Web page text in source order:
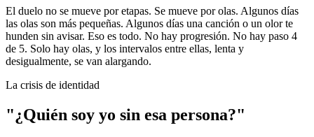
El duelo no se mueve por etapas. Se mueve por olas. Algunos días
las olas son más pequeñas. Algunos días una canción o un olor te
hunden sin avisar. Eso es todo. No hay progresión. No hay paso 4
de 5. Solo hay olas, y los intervalos entre ellas, lenta y
desigualmente, se van alargando.
La crisis de identidad
"¿Quién soy yo sin esa persona?"